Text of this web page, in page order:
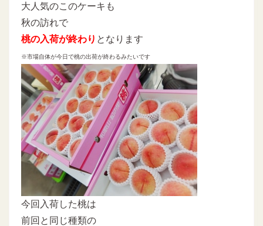
大人気のこのケーキも
秋の訪れで
桃の入荷が終わり となります
※市場自体が今日で桃の出荷が終わるみたいです
今回入荷した桃は
前回と同じ種類の